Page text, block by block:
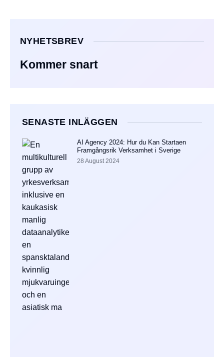
NYHETSBREV
Kommer snart
SENASTE INLÄGGEN
AI Agency 2024: Hur du Kan Startaen
Framgångsrik Verksamhet i Sverige
28 August 2024